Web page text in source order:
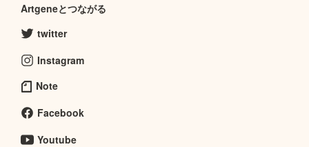
Artgeneとつながる
twitter
Instagram
Note
Facebook
Youtube